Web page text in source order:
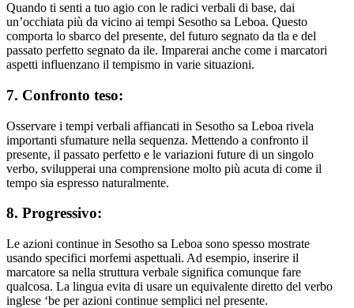
Quando ti senti a tuo agio con le radici verbali di base, dai
un’occhiata più da vicino ai tempi Sesotho sa Leboa. Questo
comporta lo sbarco del presente, del futuro segnato da tla e del
passato perfetto segnato da ile. Imparerai anche come i marcatori
aspetti influenzano il tempismo in varie situazioni.
7. Confronto teso:
Osservare i tempi verbali affiancati in Sesotho sa Leboa rivela
importanti sfumature nella sequenza. Mettendo a confronto il
presente, il passato perfetto e le variazioni future di un singolo
verbo, svilupperai una comprensione molto più acuta di come il
tempo sia espresso naturalmente.
8. Progressivo:
Le azioni continue in Sesotho sa Leboa sono spesso mostrate
usando specifici morfemi aspettuali. Ad esempio, inserire il
marcatore sa nella struttura verbale significa comunque fare
qualcosa. La lingua evita di usare un equivalente diretto del verbo
inglese ‘be per azioni continue semplici nel presente.